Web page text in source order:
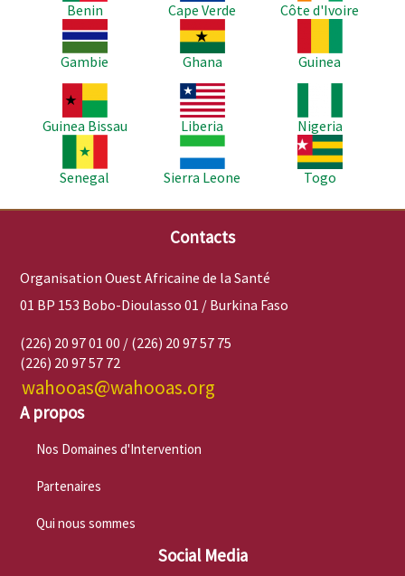
Benin
Cape Verde
Côte d'Ivoire
Image
Gambie
Image
Ghana
Guinea
Image
Guinea Bissau
Image
Liberia
Nigeria
Senegal
Image
Sierra Leone
Image
Togo
Contacts
Organisation Ouest Africaine de la Santé
01 BP 153 Bobo-Dioulasso 01 / Burkina Faso
(226) 20 97 01 00 / (226) 20 97 57 75
(226) 20 97 57 72
wahooas@wahooas.org
A propos
Nos Domaines d'Intervention
Partenaires
Qui nous sommes
Social Media